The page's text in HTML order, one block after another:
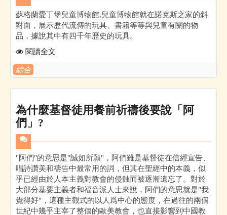
蘇格蘭愛丁堡兒童博物館,兒童博物館就在諾克斯之家的斜
對面，展示歷代流傳的玩具、書籍等等與兒童有關的物
品，據說其中有四千年歷史的玩具。
閱讀全文
綜合
為什麼基督徒用餐前祈禱後要說「阿
們」?
"阿們"的意思是"誠如所願"，阿們雖是基督徒在信經宣告、
唱詩讚美和禱告中最常用的詞，但其在聖經中的本義，似
乎已經由於人本主義對教會的侵蝕而被逐漸遺忘了。對於
大部分基要主義者和福音派人士來說，阿們的意思就是"我
覺得好"，這種主觀式的以人爲中心的態度，在過往的兩個
世紀中幾乎主宰了整個的歐美教會，也直接影響到中國教